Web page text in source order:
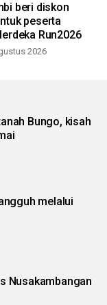
beri diskon
peserta
Run2026
2026
Bungo, kisah
melalui
Nusakambangan